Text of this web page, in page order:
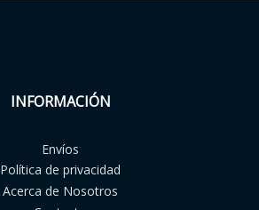
INFORMACIÓN
Envíos
Política de privacidad
Acerca de Nosotros